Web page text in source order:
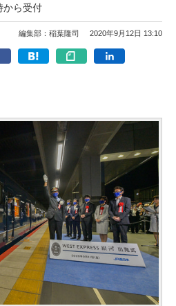
から受付
編集部：稲葉隆司 2020年9月12日 13:10